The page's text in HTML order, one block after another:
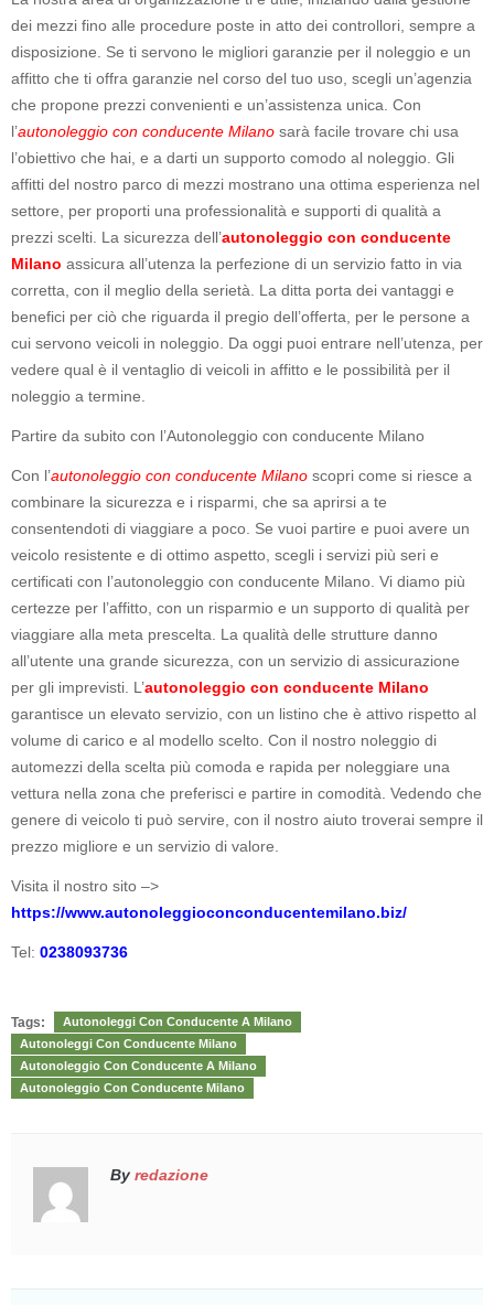
dei mezzi fino alle procedure poste in atto dei controllori, sempre a
disposizione. Se ti servono le migliori garanzie per il noleggio e un
affitto che ti offra garanzie nel corso del tuo uso, scegli un’agenzia
che propone prezzi convenienti e un’assistenza unica. Con
l’autonoleggio con conducente Milano sarà facile trovare chi usa
l’obiettivo che hai, e a darti un supporto comodo al noleggio. Gli
affitti del nostro parco di mezzi mostrano una ottima esperienza nel
settore, per proporti una professionalità e supporti di qualità a
prezzi scelti. La sicurezza dell’autonoleggio con conducente
Milano assicura all’utenza la perfezione di un servizio fatto in via
corretta, con il meglio della serietà. La ditta porta dei vantaggi e
benefici per ciò che riguarda il pregio dell’offerta, per le persone a
cui servono veicoli in noleggio. Da oggi puoi entrare nell’utenza, per
vedere qual è il ventaglio di veicoli in affitto e le possibilità per il
noleggio a termine.
Partire da subito con l’Autonoleggio con conducente Milano
Con l’autonoleggio con conducente Milano scopri come si riesce a
combinare la sicurezza e i risparmi, che sa aprirsi a te
consentendoti di viaggiare a poco. Se vuoi partire e puoi avere un
veicolo resistente e di ottimo aspetto, scegli i servizi più seri e
certificati con l’autonoleggio con conducente Milano. Vi diamo più
certezze per l’affitto, con un risparmio e un supporto di qualità per
viaggiare alla meta prescelta. La qualità delle strutture danno
all’utente una grande sicurezza, con un servizio di assicurazione
per gli imprevisti. L’autonoleggio con conducente Milano
garantisce un elevato servizio, con un listino che è attivo rispetto al
volume di carico e al modello scelto. Con il nostro noleggio di
automezzi della scelta più comoda e rapida per noleggiare una
vettura nella zona che preferisci e partire in comodità. Vedendo che
genere di veicolo ti può servire, con il nostro aiuto troverai sempre il
prezzo migliore e un servizio di valore.
Visita il nostro sito –>
https://www.autonoleggioconconducentemilano.biz/
Tel: 0238093736
Tags:
Autonoleggi Con Conducente A Milano
Autonoleggi Con Conducente Milano
Autonoleggio Con Conducente A Milano
Autonoleggio Con Conducente Milano
By redazione